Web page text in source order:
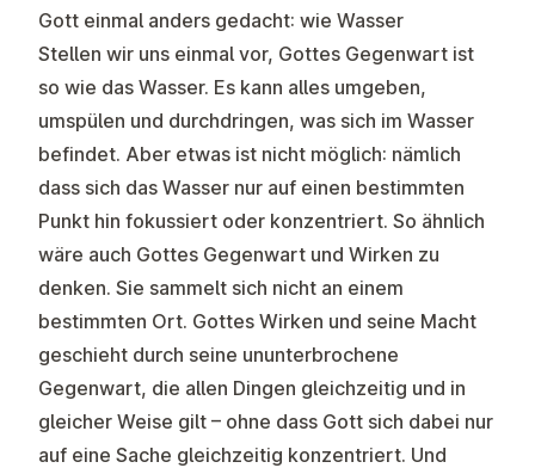
Gott einmal anders gedacht: wie Wasser
Stellen wir uns einmal vor, Gottes Gegenwart ist
so wie das Wasser. Es kann alles umgeben,
umspülen und durchdringen, was sich im Wasser
befindet. Aber etwas ist nicht möglich: nämlich
dass sich das Wasser nur auf einen bestimmten
Punkt hin fokussiert oder konzentriert. So ähnlich
wäre auch Gottes Gegenwart und Wirken zu
denken. Sie sammelt sich nicht an einem
bestimmten Ort. Gottes Wirken und seine Macht
geschieht durch seine ununterbrochene
Gegenwart, die allen Dingen gleichzeitig und in
gleicher Weise gilt – ohne dass Gott sich dabei nur
auf eine Sache gleichzeitig konzentriert. Und